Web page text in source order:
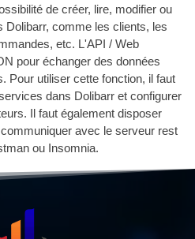
de créer, lire, modifier ou
Dolibarr, comme les clients, les
etc. L'API / Web
pour échanger des données
Pour utiliser cette fonction, il faut
dans Dolibarr et configurer
Il faut également disposer
avec le serveur rest
ou Insomnia.